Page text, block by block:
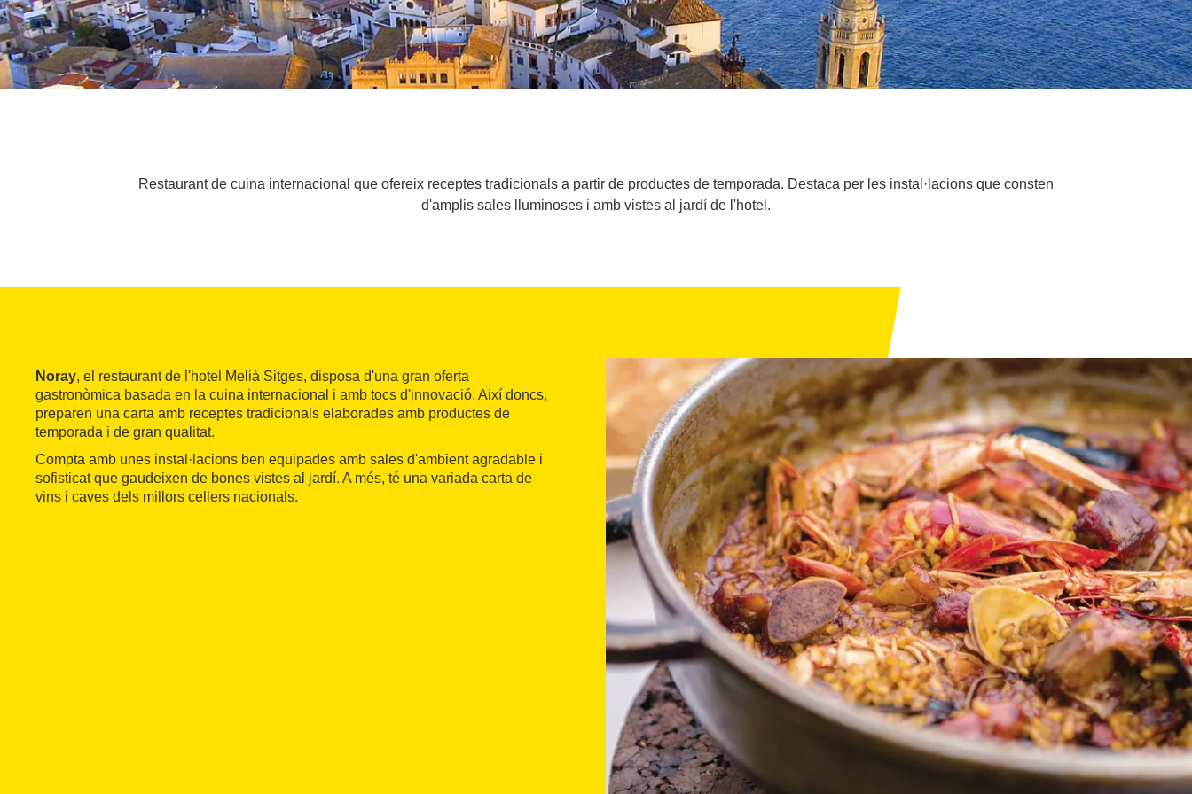
Restaurant de cuina internacional que ofereix receptes tradicionals a partir de productes de temporada. Destaca per les instal·lacions que consten
d'amplis sales lluminoses i amb vistes al jardí de l'hotel.
Noray, el restaurant de l'hotel Melià Sitges, disposa d'una gran oferta
gastronòmica basada en la cuina internacional i amb tocs d'innovació. Així doncs,
preparen una carta amb receptes tradicionals elaborades amb productes de
temporada i de gran qualitat.
Compta amb unes instal·lacions ben equipades amb sales d'ambient agradable i
sofisticat que gaudeixen de bones vistes al jardí. A més, té una variada carta de
vins i caves dels millors cellers nacionals.